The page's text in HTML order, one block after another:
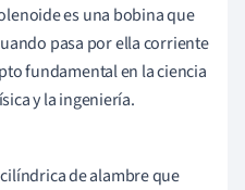
es una bobina que
pasa por ella corriente
fundamental en la ciencia
y la ingeniería.
de alambre que